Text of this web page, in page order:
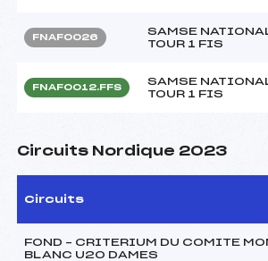
FNAF0026
SAMSE
TOUR 1 FIS
FNAF0012.FFS
SAMSE
TOUR 1 FIS
Circuits Nordique 2023
Circuits
FOND – CRITERIUM DU COMITE
BLANC U20 DAMES